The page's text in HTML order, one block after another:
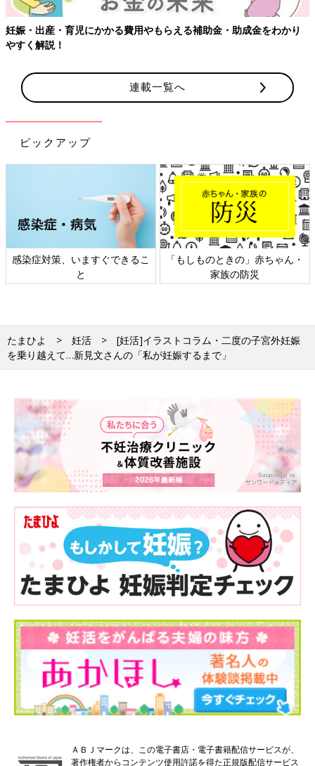
妊娠・出産・育児にかかる費用やもらえる補助金・助成金をわかり
やすく解説！
連載一覧へ
ピックアップ
感染症対策、いますぐできるこ
と
「もしものときの」赤ちゃん・
家族の防災
たまひよ 妊活
[妊活]イラストコラム・二度の子宮外妊娠
を乗り越えて…新見文さんの「私が妊娠するまで」
ＡＢＪマークは、この電子書店・電子書籍配信サービスが、
著作権者からコンテンツ使用許諾を得た正規版配信サービス